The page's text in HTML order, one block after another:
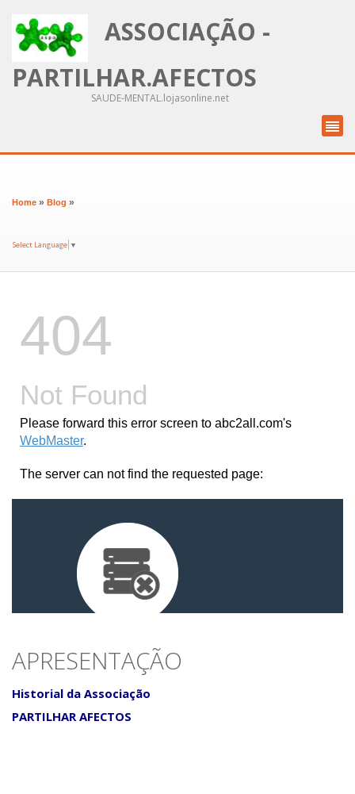
ASSOCIAÇÃO -
PARTILHAR.AFECTOS
SAUDE-MENTAL.lojasonline.net
Home » Blog »
Select Language ▼
APRESENTAÇÃO
Historial da Associação
PARTILHAR AFECTOS